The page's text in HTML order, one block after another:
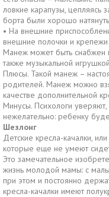
ловкие карапузы, цепляясь
борта были хорошо
• На внешние
внешние полочки и
Манеж может быть снабжен
также музыкальной
Плюсы. Такой манеж –
родителей. Манеж можно
качестве дополнительной
Минусы. Психологи
нежелательно: ребенку
Шезлонг
Детские кресла-качалки,
которые еще не умеют
Это замечательное
жизнь молодой мамы: с
при этом и постоянно
кресла-качалки имеют